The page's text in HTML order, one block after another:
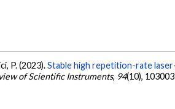
P. (2023).Stable high repetition-rate
of Scientific Instruments, 94(10),